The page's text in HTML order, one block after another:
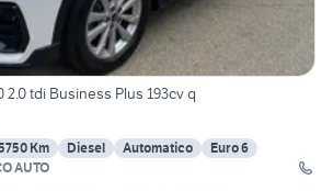
tdi Business Plus 193cv q
Km Diesel Automatico
Euro 6
AUTO